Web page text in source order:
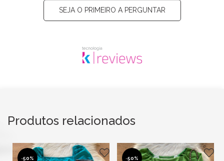
SEJA O PRIMEIRO A PERGUNTAR
Produtos relacionados
-50% -50%